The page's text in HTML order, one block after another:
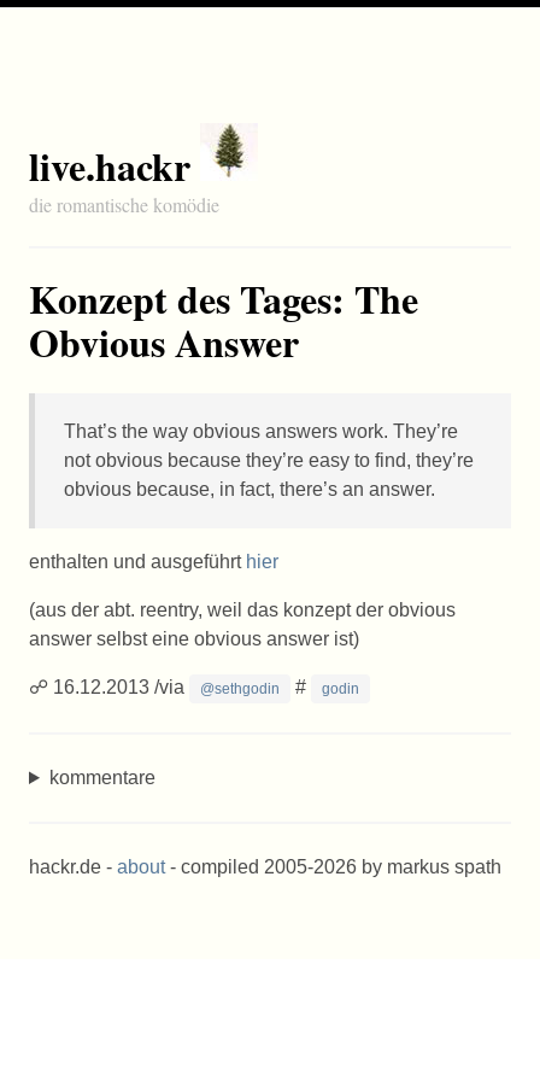
live.hackr
die romantische komödie
Konzept des Tages: The
Obvious Answer
That’s the way obvious answers work. They’re
not obvious because they’re easy to find, they’re
obvious because, in fact, there’s an answer.
enthalten und ausgeführt hier
(aus der abt. reentry, weil das konzept der obvious
answer selbst eine obvious answer ist)
☍ 16.12.2013 /via @sethgodin # godin
kommentare
hackr.de - about- compiled 2005-2026 by markus spath